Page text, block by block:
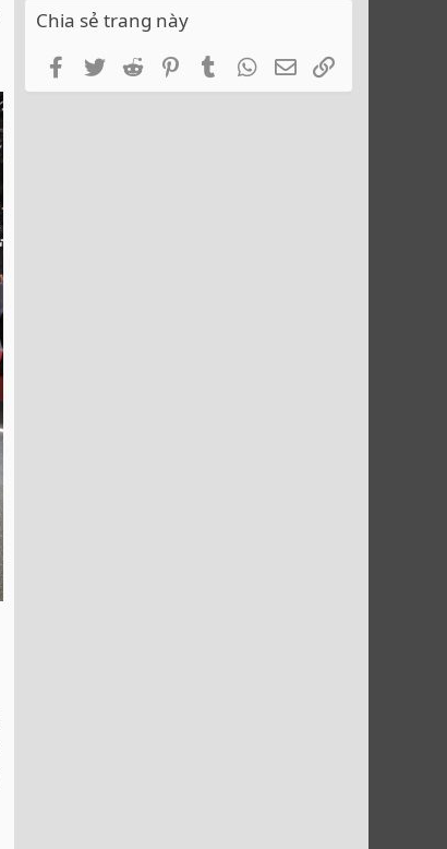
Chia sẻ trang này
FacebookTwitterRedditPinterestTumblrWhatsApp
Email